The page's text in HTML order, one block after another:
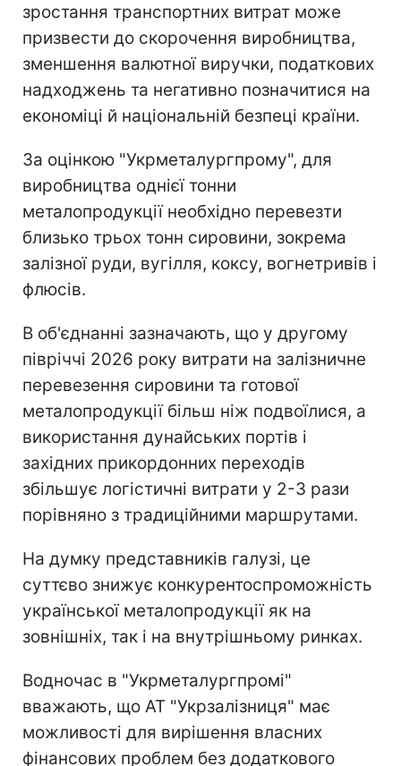
зростання транспортних витрат може
призвести до скорочення виробництва,
зменшення валютної виручки, податкових
надходжень та негативно позначитися на
економіці й національній безпеці країни.
За оцінкою "Укрметалургпрому", для
виробництва однієї тонни
металопродукції необхідно перевезти
близько трьох тонн сировини, зокрема
залізної руди, вугілля, коксу, вогнетривів і
флюсів.
В об'єднанні зазначають, що у другому
півріччі 2026 року витрати на залізничне
перевезення сировини та готової
металопродукції більш ніж подвоїлися, а
використання дунайських портів і
західних прикордонних переходів
збільшує логістичні витрати у 2-3 рази
порівняно з традиційними маршрутами.
На думку представників галузі, це
суттєво знижує конкурентоспроможність
української металопродукції як на
зовнішніх, так і на внутрішньому ринках.
Водночас в "Укрметалургпромі"
вважають, що АТ "Укрзалізниця" має
можливості для вирішення власних
фінансових проблем без додаткового